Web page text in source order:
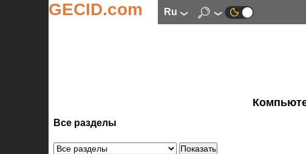
GECID.com ru
Все разделы